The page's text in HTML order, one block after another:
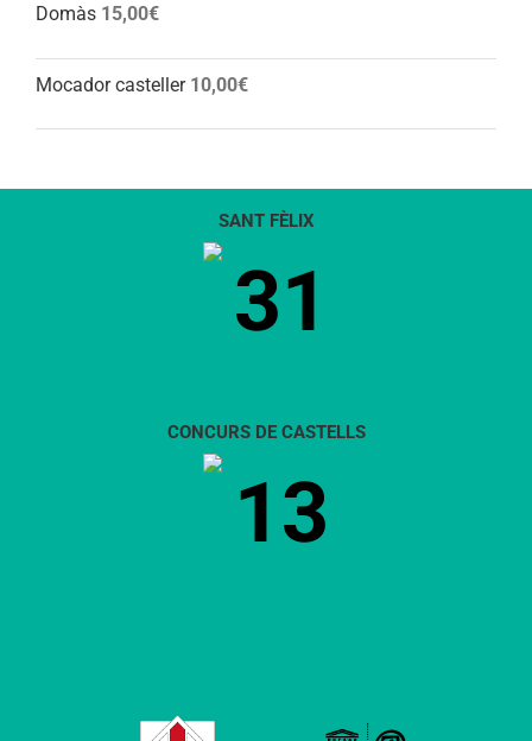
Domàs 15,00€
Mocador casteller 10,00€
SANT FÈLIX
31
CONCURS DE CASTELLS
13